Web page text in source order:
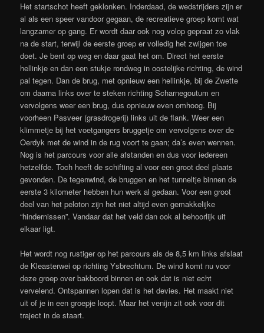
Het startschot heeft geklonken. Inderdaad, de wedstrijders zijn er
al als een speer vandoor gegaan, de recreatieve groep komt wat
langzamer op gang. Er wordt daar ook nog volop gepraat zo vlak
na de start, terwijl de eerste groep er volledig het zwijgen toe
doet. Je bent op weg en daar gaat het om. Direct het eerste
hellinkje en dan een stukje rondweg in oostelijke richting, de wind
pal tegen. Dan de brug, met opnieuw een hellinkje, bij de Zwette
om daarna links over te steken richting Scharnegoutum en
vervolgens weer een brug, dus opnieuw even omhoog. Bij
voorheen Pasveer (grasdrogerij) links uit de flank. Weer een
klimmetje bij het voetgangers bruggetje om vervolgens over de
Oerdyk met de wind in de rug voort te gaan; da’s even wennen.
Nog is het parcours voor alle afstanden en dus voor iedereen
hetzelfde. Toch heeft de schifting al voor een groot deel plaats
gevonden. De tegenwind, de bruggen en het tunneltje binnen de
eerste 3 kilometer hebben hun werk al gedaan. Voor een groot
deel van het peloton zijn het niet altijd even gemakkelijke
“hindernissen”. Vandaar dat het veld dan ook al behoorlijk uit
elkaar ligt.
Het wordt nog rustiger op het parcours als de 8,5 km links afslaat
de Kleasterwei op richting Ysbrechtum. De wind komt nu voor
deze groep over bakboord binnen en ook dat is niet echt
vervelend. Ontspannen lopen dat is het devies. Het maakt niet
uit of je in een groepje loopt. Maar het venijn zit ook voor dit
traject in de staart.